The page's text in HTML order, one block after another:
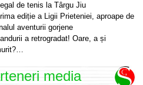
de tenis la Târgu Jiu
ediție a Ligii Prieteniei, aproape de
aventurii gorjene
a retrogradat! Oare, a și
media